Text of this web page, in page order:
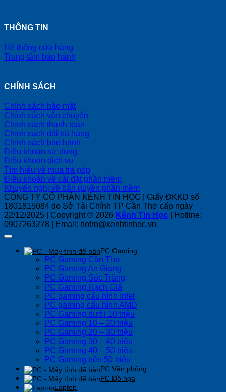
THÔNG TIN
Hệ thống cửa hàng
Trung tâm bảo hành
CHÍNH SÁCH
Chính sách bảo mật
Chính sách vận chuyển
Chính sách thanh toán
Chính sách đổi trả hàng
Chính sách bảo hành
Điều khoản sử dụng
Điều khoản dịch vụ
Tìm hiểu về mua trả góp
Điều khoản về cài đặt phần mềm
Khuyến nghị về bản quyền phần mềm
CÔNG TY CỔ PHẦN KÊNH TIN HỌC | Giấy ĐKKD số
1801815084 do Sở Tài Chính TP Cần Thơ cấp ngày
22/12/2025 | Copyright © 2026 Kênh Tin Học | Hotline:
0907263278 | Email: hotro@kenhtinhoc.vn
PC Gaming
PC Gaming Cần Thơ
PC Gaming An Giang
PC Gaming Sóc Trăng
PC Gaming Rạch Giá
PC gaming cấu hình Intel
PC gaming cấu hình AMD
PC Gaming dưới 10 triệu
PC Gaming 10 – 20 triệu
PC Gaming 20 – 30 triệu
PC Gaming 30 – 40 triệu
PC Gaming 40 – 50 triệu
PC Gaming trên 50 triệu
PC Văn phòng
PC Đồ họa
Laptop